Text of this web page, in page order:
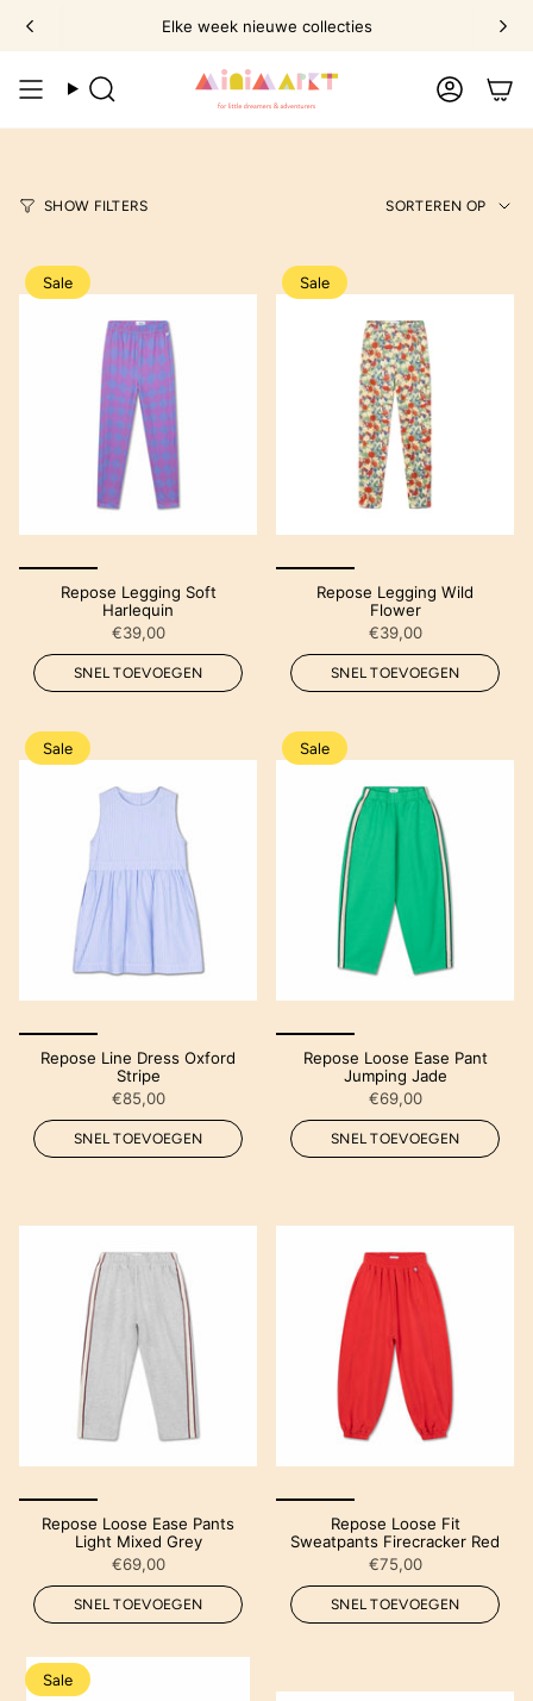
naar
Elke week nieuwe collecties
Zoek Account
SHOW FILTERS
op
SORTEREN OP
Sale
Repose Legging Soft
Harlequin
€39,00
SNEL TOEVOEGEN
Sale
Repose Legging Wild
Flower
€39,00
SNEL TOEVOEGEN
Sale
Repose Line Dress Oxford
Stripe
€85,00
SNEL TOEVOEGEN
Sale
Repose Loose Ease Pant
Jumping Jade
€69,00
SNEL TOEVOEGEN
Repose Loose Ease Pants
Light Mixed Grey
€69,00
SNEL TOEVOEGEN
Repose Loose Fit
Sweatpants Firecracker Red
€75,00
SNEL TOEVOEGEN
Sale